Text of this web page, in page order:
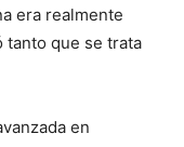
era realmente
tanto que se trata
en